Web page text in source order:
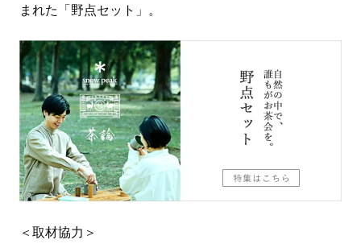
まれた「野点セット」。
＜取材協力＞